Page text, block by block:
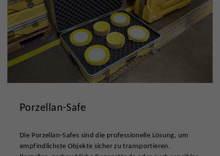
Porzellan-Safe
Die Porzellan-Safes sind die professionelle Lösung, um
empfindlichste Objekte sicher zu transportieren.